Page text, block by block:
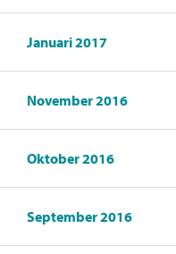
Januari 2017
November 2016
Oktober 2016
September 2016